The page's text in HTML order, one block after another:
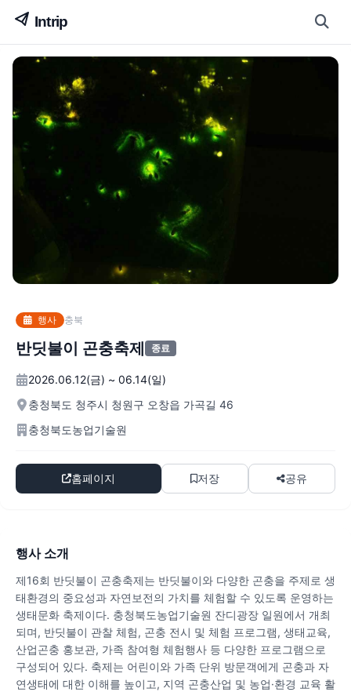
행사 충북
반딧불이 곤충축제 종료
2026.06.12(금) ~ 06.14(일)
충청북도 청주시 청원구 오창읍 가곡길 46
충청북도농업기술원
홈페이지 저장 공유
행사 소개
제16회 반딧불이 곤충축제는 반딧불이와 다양한 곤충을 주제로 생
태환경의 중요성과 자연보전의 가치를 체험할 수 있도록 운영하는
생태문화 축제이다. 충청북도농업기술원 잔디광장 일원에서 개최
되며, 반딧불이 관찰 체험, 곤충 전시 및 체험 프로그램, 생태교육,
산업곤충 홍보관, 가족 참여형 체험행사 등 다양한 프로그램으로
구성되어 있다. 축제는 어린이와 가족 단위 방문객에게 곤충과 자
연생태에 대한 이해를 높이고, 지역 곤충산업 및 농업·환경 교육 활